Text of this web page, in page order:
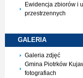
Ewidencja zbiorów i
przestrzennych
GALERIA
Galeria zdjęć
Gmina Piotrków
fotografiach